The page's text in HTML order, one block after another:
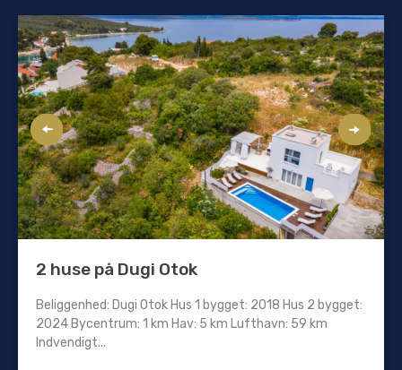
2 huse på Dugi Otok
Beliggenhed: Dugi Otok Hus 1 bygget: 2018 Hus 2 bygget:
2024 Bycentrum: 1 km Hav: 5 km Lufthavn: 59 km
Indvendigt...